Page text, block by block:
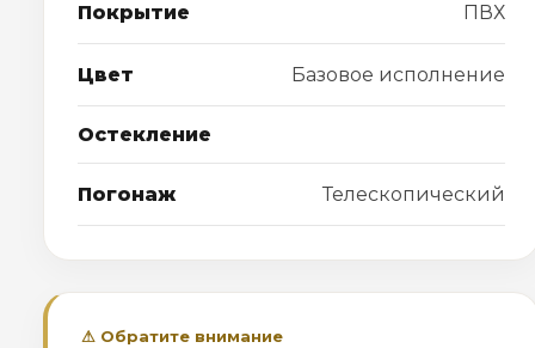
Покрытие ПВХ
Цвет Базовое исполнение
Остекление
Погонаж Телескопический
⚠ Обратите внимание